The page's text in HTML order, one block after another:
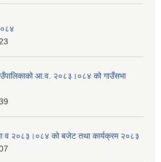
आ.व. २०८३।०८४ को गाउँसभा
आ व २०८३।०८४ को बजेट तथा कार्यक्रम २०८३